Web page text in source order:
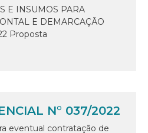
E INSUMOS PARA
E DEMARCAÇÃO
Proposta
N° 037/2022
eventual contratação de